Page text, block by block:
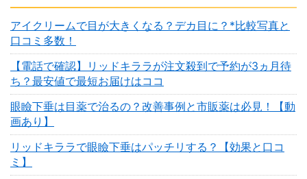
アイクリームで目が大きくなる？デカ目に？*比較写真と
口コミ多数！
【電話で確認】リッドキララが注文殺到で予約が3ヵ月待
ち？最安値で最短お届けはココ
眼瞼下垂は目薬で治るの？改善事例と市販薬は必見！【動
画あり】
リッドキララで眼瞼下垂はパッチリする？【効果と口コ
ミ】